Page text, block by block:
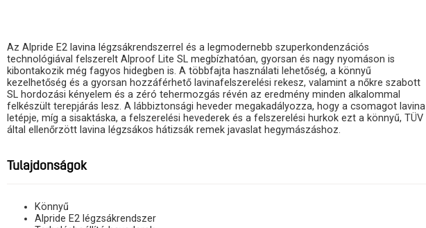
Az Alpride E2 lavina légzsákrendszerrel és a legmodernebb szuperkondenzációs
technológiával felszerelt Alproof Lite SL megbízhatóan, gyorsan és nagy nyomáson is
kibontakozik még fagyos hidegben is. A többfajta használati lehetőség, a könnyű
kezelhetőség és a gyorsan hozzáférhető lavinafelszerelési rekesz, valamint a nőkre szabott
SL hordozási kényelem és a zéró tehermozgás révén az eredmény minden alkalommal
felkészült terepjárás lesz. A lábbiztonsági heveder megakadályozza, hogy a csomagot lavina
letépje, míg a sisaktáska, a felszerelési hevederek és a felszerelési hurkok ezt a könnyű, TÜV
által ellenőrzött lavina légzsákos hátizsák remek javaslat hegymászáshoz.
Tulajdonságok
Könnyű
Alpride E2 légzsákrendszer